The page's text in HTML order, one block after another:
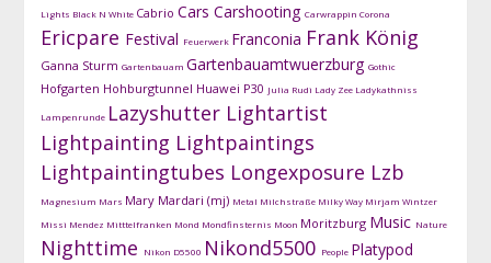
Lights Black N White Cabrio Cars Carshooting Carwrappin Corona
Ericpare Festival Feuerwerk Franconia Frank König
Ganna Sturm Gartenbauam Gartenbauamtwuerzburg Gothic
Hofgarten Hohburgtunnel Huawei P30 Julia Rudi Lady Zee Ladykathniss
Lampenrunde Lazyshutter Lightartist
Lightpainting Lightpaintings
Lightpaintingtubes Longexposure Lzb
Magnesium Mars Mary Mardari (mj) Metal Milchstraße Milky Way Mirjam Wintzer
Missi Mendez Mitttelfranken Mond Mondfinsternis Moon Moritzburg Music Nature
Nighttime Nikon D5500 Nikond5500 People Platypod